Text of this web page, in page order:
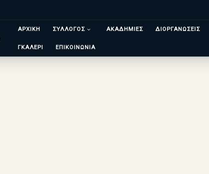
ΑΡΧΙΚΗ ΣΥΛΛΟΓΟΣ ΑΚΑΔΗΜΙΕΣ ΔΙΟΡΓΑΝΩΣΕΙΣ
ΓΚΑΛΕΡΙ ΕΠΙΚΟΙΝΩΝΙΑ